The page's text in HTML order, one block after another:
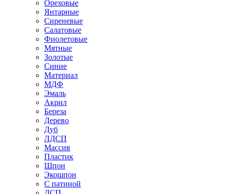
Ореховые
Янтарные
Сиреневые
Салатовые
Фиолетовые
Мятные
Золотые
Синие
Материал
МДФ
Эмаль
Акрил
Береза
Дерево
Дуб
ЛДСП
Массив
Пластик
Шпон
Экошпон
С патиной